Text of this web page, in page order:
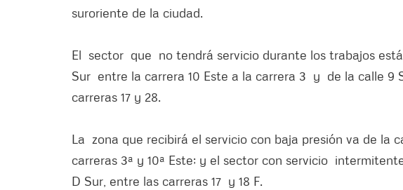
suroriente de la ciudad.
El sector que no tendrá servicio durante los trabajos
Sur entre la carrera 10 Este a la carrera 3 y de la calle 9
carreras 17 y 28.
La zona que recibirá el servicio con baja presión va de la
carreras 3ª y 10ª Este; y el sector con servicio
D Sur, entre las carreras 17 y 18 F.